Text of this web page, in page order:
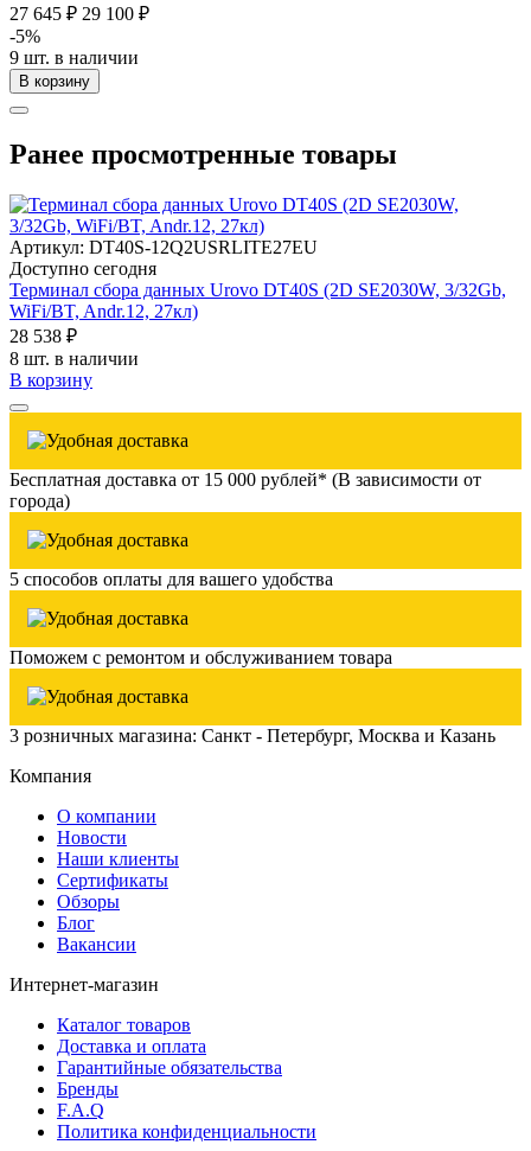
27 645 ₽ 29 100 ₽
-5%
9 шт. в наличии
В корзину
Ранее просмотренные товары
Артикул: DT40S-12Q2USRLITE27EU
Доступно сегодня
Терминал сбора данных Urovo DT40S (2D SE2030W, 3/32Gb,
WiFi/BT, Andr.12, 27кл)
28 538 ₽
8 шт. в наличии
В корзину
Бесплатная доставка от 15 000 рублей* (В зависимости от
города)
5 способов оплаты для вашего удобства
Поможем с ремонтом и обслуживанием товара
3 розничных магазина: Санкт - Петербург, Москва и Казань
Компания
О компании
Новости
Наши клиенты
Сертификаты
Обзоры
Блог
Вакансии
Интернет-магазин
Каталог товаров
Доставка и оплата
Гарантийные обязательства
Бренды
F.A.Q
Политика конфиденциальности